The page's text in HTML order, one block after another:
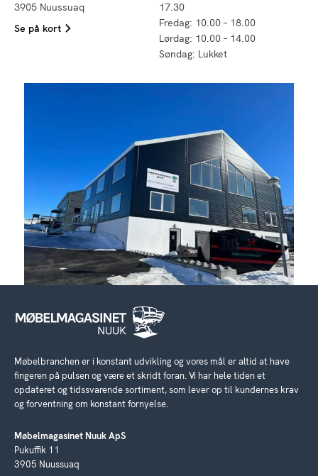
3905 Nuussuaq
Se på kort
17.30
Fredag: 10.00 – 18.00
Lørdag: 10.00 – 14.00
Søndag: Lukket
Møbelbranchen er i konstant udvikling og vores mål er altid at have
fingeren på pulsen og være et skridt foran. Vi har hele tiden et
opdateret og tidssvarende sortiment, som lever op til kundernes krav
og forventning om konstant fornyelse.
Møbelmagasinet Nuuk ApS
Pukuffik 11
3905 Nuussuaq